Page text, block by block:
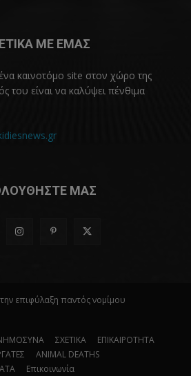
ΜΕ ΕΜΑΣ
καινοτόμο site στον χώρο της
του είναι να καλύψει πένθιμα
ΜΑΣ
επιφύλαξη παντός νομίμου
ΣΧΕΤΙΚΑ
ΕΠΙΚΑΙΡΟΤΗΤΑ
ANIMAL DEATHS
Επικοινωνία